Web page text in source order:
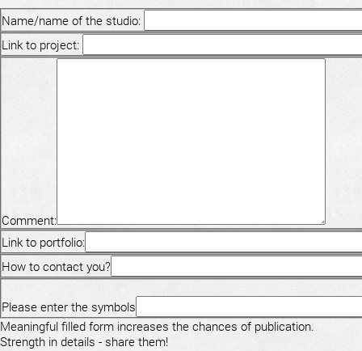
Name/name of the studio:
Link to project:
Comment:
Link to portfolio:
How to contact you?
Please enter the symbols
Meaningful filled form increases the chances of publication.
Strength in details - share them!